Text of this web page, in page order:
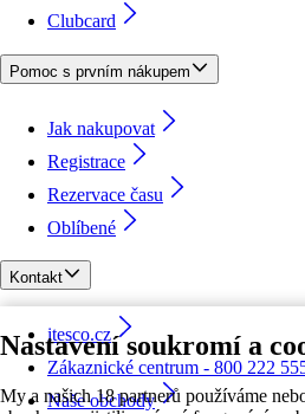
Nastavení soukromí a
My a našich 18 partnerů používáme
Clubcard
Pomoc s prvním nákupem
Jak nakupovat
Registrace
Rezervace času
Oblíbené
Kontakt
itesco.cz
Zákaznické centrum - 800 222
Naše obchody